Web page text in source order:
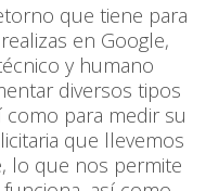
que tiene para
en Google,
y humano
diversos tipos
como para medir su
que llevemos
lo que nos permite